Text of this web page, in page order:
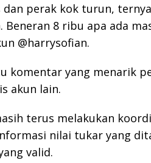
dan perak kok turun,
8 ribu apa ada
@harrysofian.
komentar yang menarik
akun lain.
terus melakukan
nilai tukar yang
valid.